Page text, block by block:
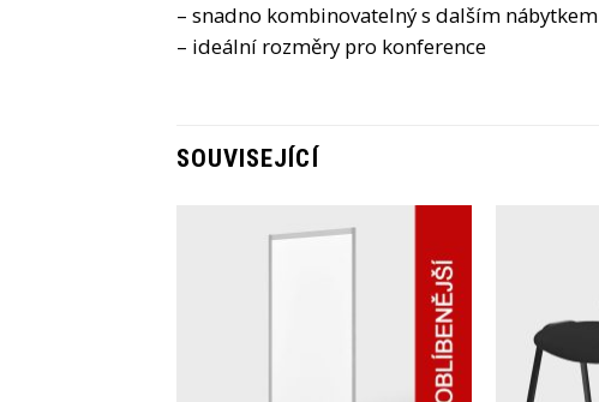
– snadno kombinovatelný s dalším nábytkem
– ideální rozměry pro konference
SOUVISEJÍCÍ